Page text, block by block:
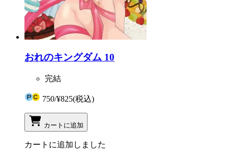
おれのキングダム 10
完結
750/¥825(税込)
カートに追加
カートに追加しました